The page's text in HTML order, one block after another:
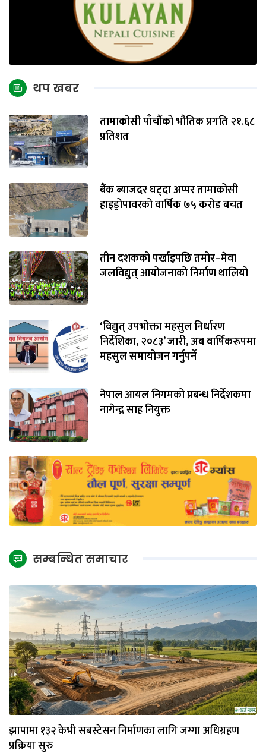
थप खबर
तामाकोसी पाँचौँको भौतिक प्रगति २१.६८
प्रतिशत
बैंक ब्याजदर घट्दा अप्पर तामाकोसी
हाइड्रोपावरको वार्षिक ७५ करोड बचत
तीन दशकको पर्खाइपछि तमोर–मेवा
जलविद्युत् आयोजनाको निर्माण थालियो
‘विद्युत् उपभोक्ता महसुल निर्धारण
निर्देशिका, २०८३’ जारी, अब वार्षिकरूपमा
महसुल समायोजन गर्नुपर्ने
नेपाल आयल निगमको प्रबन्ध निर्देशकमा
नागेन्द्र साह नियुक्त
सम्बन्धित समाचार
झापामा १३२ केभी सबस्टेसन निर्माणका लागि जग्गा अधिग्रहण
प्रक्रिया सुरु